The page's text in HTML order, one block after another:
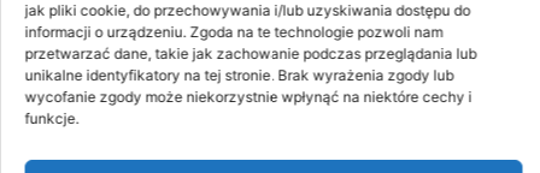
jak pliki cookie, do przechowywania i/lub uzyskiwania dostępu do
informacji o urządzeniu. Zgoda na te technologie pozwoli nam
przetwarzać dane, takie jak zachowanie podczas przeglądania lub
unikalne identyfikatory na tej stronie. Brak wyrażenia zgody lub
wycofanie zgody może niekorzystnie wpłynąć na niektóre cechy i
funkcje.
NIP: 777-17-93-462
REGON: 632501684